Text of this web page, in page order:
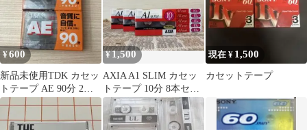
¥600
新品未使用TDK カセッ
トテープ AE 90分 2本
セット
¥1,500
AXIA A1 SLIM カセッ
トテープ 10分 8本セッ
ト
現在 ¥ 1,500
カセットテープ